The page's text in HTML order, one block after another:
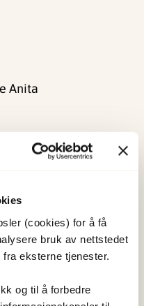
(cookies) for å få
bruk av nettstedet
eksterne tjenester.
og til å forbedre
Anita